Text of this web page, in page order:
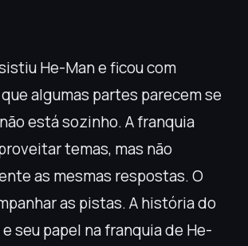
He-Man e ficou com
algumas partes parecem se
está sozinho. A franquia
temas, mas não
as mesmas respostas. O
as pistas. A história do
seu papel na franquia de He-